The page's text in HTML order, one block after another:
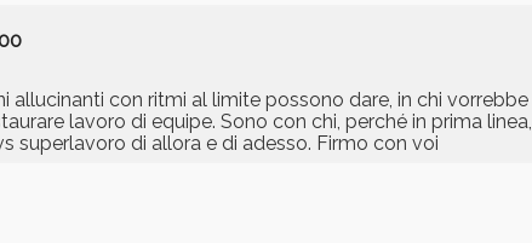
allucinanti con ritmi al limite possono dare, in chi vorrebbe
lavoro di equipe. Sono con chi, perché in prima linea,
superlavoro di allora e di adesso. Firmo con voi